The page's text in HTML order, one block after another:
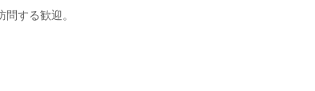
する歓迎。